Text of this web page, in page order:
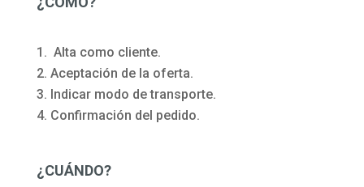
Alta como cliente.
Aceptación de la oferta.
Indicar modo de transporte.
Confirmación del pedido.
¿CUÁNDO?